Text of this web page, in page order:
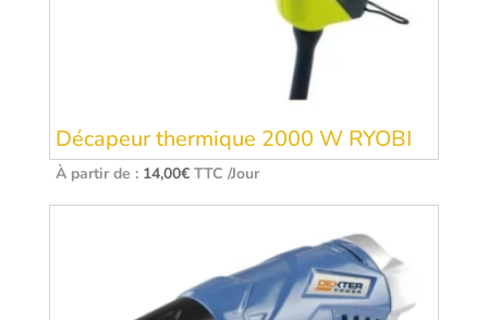
Décapeur thermique 2000 W RYOBI
À partir de : 14,00€ TTC /Jour